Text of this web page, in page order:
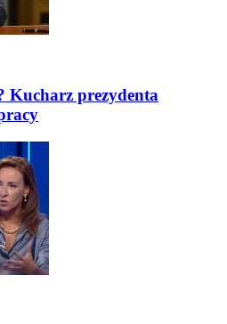
Kucharz prezydenta